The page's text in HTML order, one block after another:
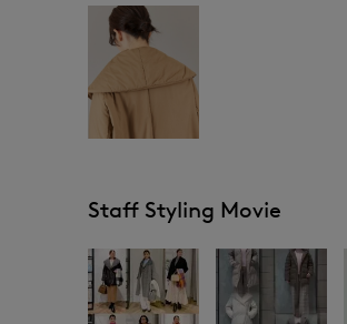
Staff Styling Movie